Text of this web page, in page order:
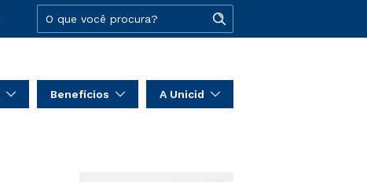
Benefícios A Unicid